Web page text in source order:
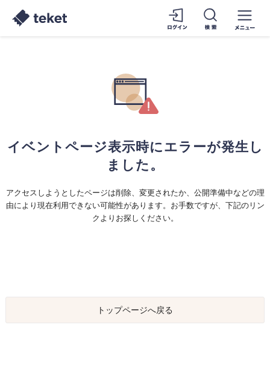
イベントページ表示時にエラーが発生し
ました。
アクセスしようとしたページは削除、変更されたか、公開準備中などの理
由により現在利用できない可能性があります。お手数ですが、下記のリン
クよりお探しください。
トップページへ戻る